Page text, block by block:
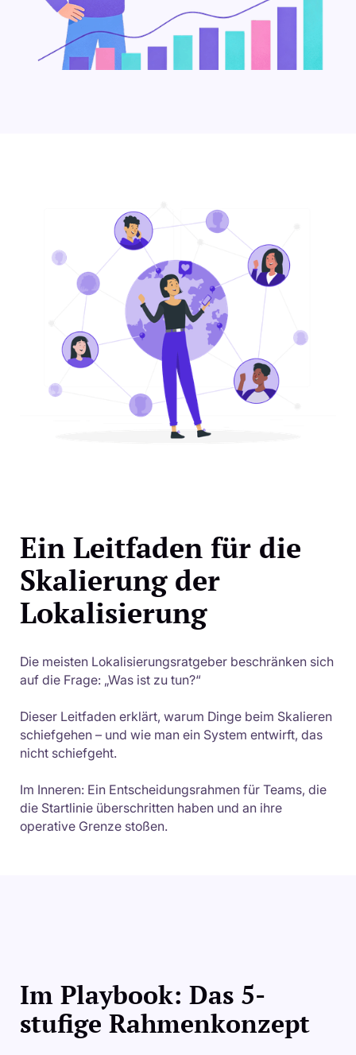
Ein Leitfaden für die
Skalierung der
Lokalisierung
Die meisten Lokalisierungsratgeber beschränken sich
auf die Frage: „Was ist zu tun?“
Dieser Leitfaden erklärt, warum Dinge beim Skalieren
schiefgehen – und wie man ein System entwirft, das
nicht schiefgeht.
Im Inneren: Ein Entscheidungsrahmen für Teams, die
die Startlinie überschritten haben und an ihre
operative Grenze stoßen.
Im Playbook: Das 5-
stufige Rahmenkonzept